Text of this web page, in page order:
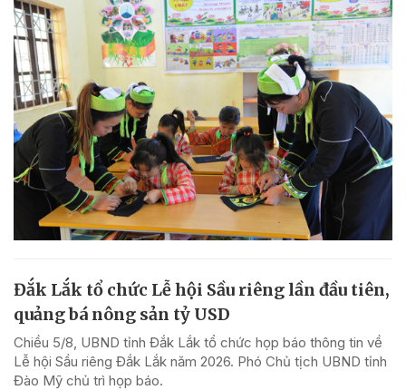
Đắk Lắk tổ chức Lễ hội Sầu riêng lần đầu tiên,
quảng bá nông sản tỷ USD
Chiều 5/8, UBND tỉnh Đắk Lắk tổ chức họp báo thông tin về
Lễ hội Sầu riêng Đắk Lắk năm 2026. Phó Chủ tịch UBND tỉnh
Đào Mỹ chủ trì họp báo.